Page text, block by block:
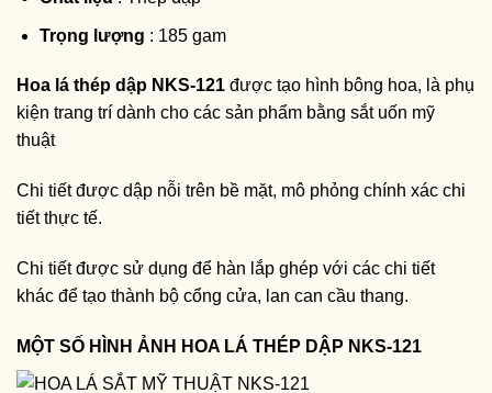
Trọng lượng : 185 gam
Hoa lá thép dập NKS-121 được tạo hình bông hoa, là phụ
kiện trang trí dành cho các sản phẩm bằng sắt uốn mỹ
thuật
Chi tiết được dập nỗi trên bề mặt, mô phỏng chính xác chi
tiết thực tế.
Chi tiết được sử dụng để hàn lắp ghép với các chi tiết
khác để tạo thành bộ cổng cửa, lan can cầu thang.
MỘT SỐ HÌNH ẢNH HOA LÁ THÉP DẬP NKS-121